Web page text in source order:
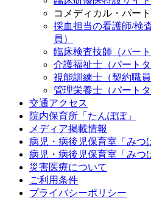
コメディカル・パー
採血担当の看護師/検
員）
臨床検査技師（パート
介護福祉士（パートタ
視能訓練士（契約職員
管理栄養士（パートタ
交通アクセス
院内保育所「たんぽぽ」
メディア掲載情報
病児・病後児保育室「み
病児・病後児保育室「みつ
災害医療について
ご利用条件
プライバシーポリシー